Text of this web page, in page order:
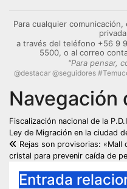
Para cualquier
a través del teléfono +56 9
5500, o al correo
"Para pensar,
@destacar @seguidores
Navegación
Fiscalización nacional de la
Ley de Migración en la ciudad
Rejas son provisorias: «Mall
cristal para prevenir caída de
Entrada